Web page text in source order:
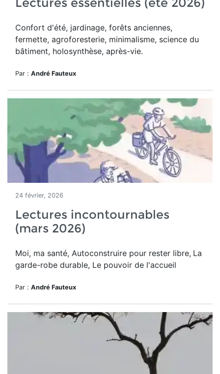
Confort d'été, jardinage, forêts anciennes,
fermette, agroforesterie, minimalisme, science du
bâtiment, holosynthèse, après-vie.
Par : André Fauteux
24 février, 2026
Lectures incontournables
(mars 2026)
Moi, ma santé, Autoconstruire pour rester libre, La
garde-robe durable, Le pouvoir de l'accueil
Par : André Fauteux